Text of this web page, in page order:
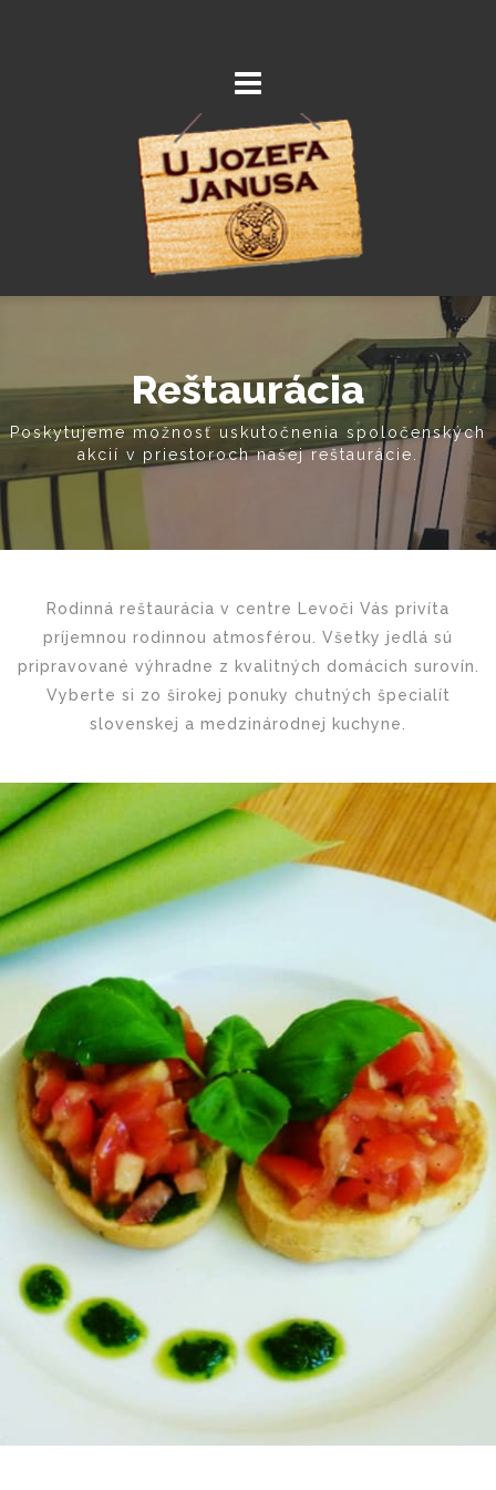
Reštaurácia
Poskytujeme možnosť uskutočnenia spoločenských
akcií v priestoroch našej reštaurácie.
Rodinná reštaurácia v centre Levoči Vás privíta
príjemnou rodinnou atmosférou. Všetky jedlá sú
pripravované výhradne z kvalitných domácich surovín.
Vyberte si zo širokej ponuky chutných špecialít
slovenskej a medzinárodnej kuchyne.